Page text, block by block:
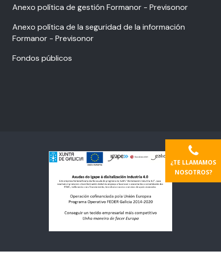
Anexo política de gestión Formanor - Previsonor
Anexo política de la seguridad de la información
Formanor - Previsonor
Fondos públicos
¿TE LLAMAMOS
NOSOTROS?